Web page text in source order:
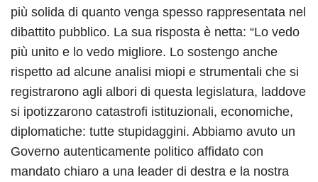
più solida di quanto venga spesso rappresentata nel
dibattito pubblico. La sua risposta è netta: “Lo vedo
più unito e lo vedo migliore. Lo sostengo anche
rispetto ad alcune analisi miopi e strumentali che si
registrarono agli albori di questa legislatura, laddove
si ipotizzarono catastrofi istituzionali, economiche,
diplomatiche: tutte stupidaggini. Abbiamo avuto un
Governo autenticamente politico affidato con
mandato chiaro a una leader di destra e la nostra